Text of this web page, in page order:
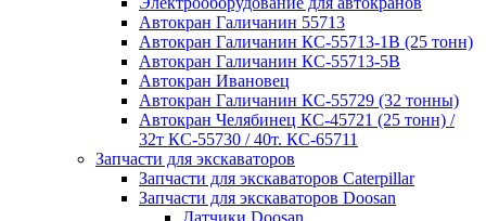
Автокран Галичанин 55713
Автокран Галичанин КС-55713-1В (25 тонн)
Автокран Галичанин КС-55713-5В
Автокран Ивановец
Автокран Галичанин КС-55729 (32 тонны)
Автокран Челябинец КС-45721 (25 тонн) /
32т КС-55730 / 40т. КС-65711
Запчасти для экскаваторов
Запчасти для экскаваторов Caterpillar
Запчасти для экскаваторов Doosan
Датчики Doosan